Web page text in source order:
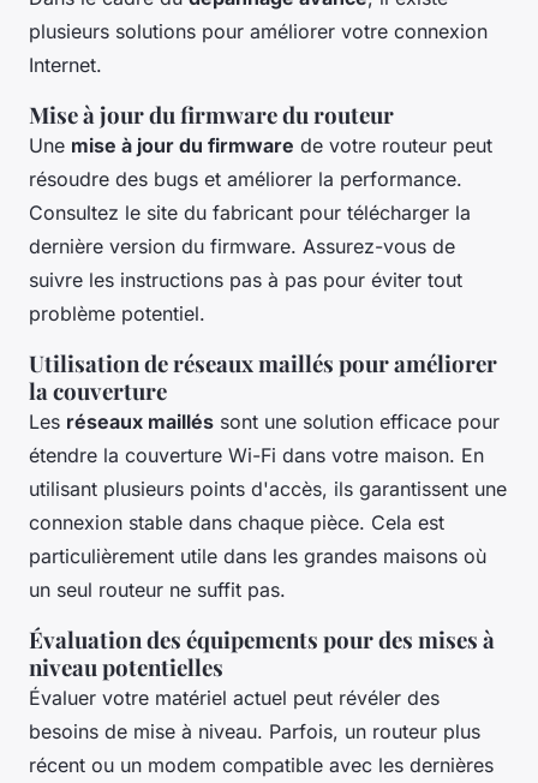
plusieurs solutions pour améliorer votre connexion
Internet.
Mise à jour du firmware du routeur
Une mise à jour du firmware de votre routeur peut
résoudre des bugs et améliorer la performance.
Consultez le site du fabricant pour télécharger la
dernière version du firmware. Assurez-vous de
suivre les instructions pas à pas pour éviter tout
problème potentiel.
Utilisation de réseaux maillés pour améliorer
la couverture
Les réseaux maillés sont une solution efficace pour
étendre la couverture Wi-Fi dans votre maison. En
utilisant plusieurs points d'accès, ils garantissent une
connexion stable dans chaque pièce. Cela est
particulièrement utile dans les grandes maisons où
un seul routeur ne suffit pas.
Évaluation des équipements pour des mises à
niveau potentielles
Évaluer votre matériel actuel peut révéler des
besoins de mise à niveau. Parfois, un routeur plus
récent ou un modem compatible avec les dernières